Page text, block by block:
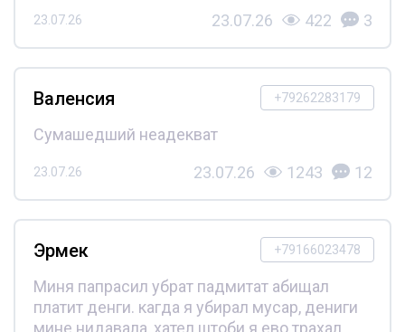
23.07.26 23.07.26 422 3
+79262283179
Валенсия
Сумашедший неадекват
23.07.26 23.07.26 1243 12
+79166023478
Эрмек
Миня папрасил убрат падмитат абищал
платит денги. кагда я убирал мусар, дениги
мине нидавала, хател штоби я ево трахал